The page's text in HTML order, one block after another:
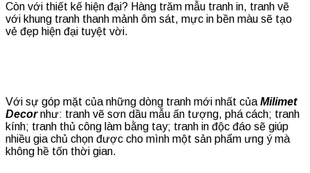
Còn với thiết kế hiện đại? Hàng trăm mẫu tranh in, tranh vẽ
với khung tranh thanh mảnh ôm sát, mực in bền màu sẽ tạo
vẻ đẹp hiện đại tuyệt vời.
Với sự góp mặt của những dòng tranh mới nhất của Milimet
Decornhư: tranh vẽ sơn dầu mẫu ấn tượng, phá cách; tranh
kính; tranh thủ công làm bằng tay; tranh in độc đáo sẽ giúp
nhiều gia chủ chọn được cho mình một sản phẩm ưng ý mà
không hề tốn thời gian.